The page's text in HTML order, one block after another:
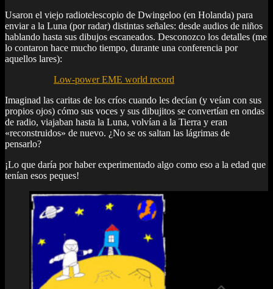
Usaron el viejo radiotelescopio de Dwingeloo (en Holanda) para
enviar a la Luna (por radar) distintas señales: desde audios de niños
hablando hasta sus dibujos escaneados. Desconozco los detalles (me
lo contaron hace mucho tiempo, durante una conferencia por
aquellos lares):
Low-power EME world record
Imaginad las caritas de los críos cuando les decían (y veían con sus
propios ojos) cómo sus voces y sus dibujitos se convertían en ondas
de radio, viajaban hasta la Luna, volvían a la Tierra y eran
«reconstruidos» de nuevo. ¿No se os saltan las lágrimas de
pensarlo?
¡Lo que daría por haber experimentado algo como eso a la edad que
tenían esos peques!